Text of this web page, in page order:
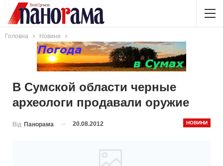
Головна Новини
В Сумской области черные
археологи продавали оружие
НОВИНИ
Від Панорама 20.08.2012